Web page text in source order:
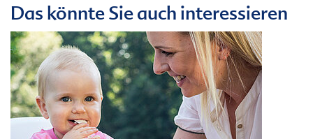
Das könnte Sie auch interessieren